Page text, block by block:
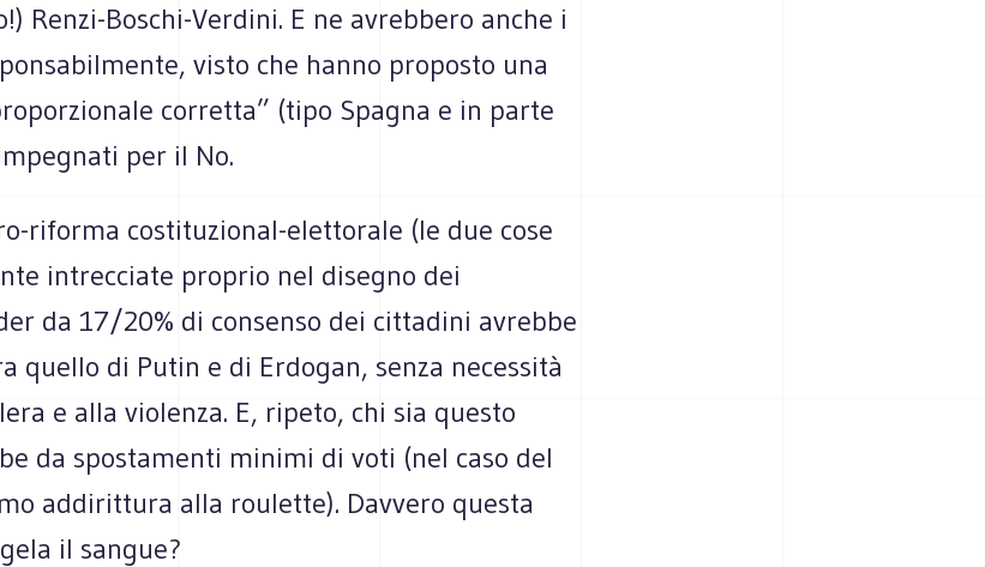
Renzi-Boschi-Verdini. E ne avrebbero anche i
visto che hanno proposto una
corretta” (tipo Spagna e in parte
per il No.
riforma costituzional-elettorale (le due cose
intrecciate proprio nel disegno dei
da 17/20% di consenso dei cittadini avrebbe
quello di Putin e di Erdogan, senza necessità
e alla violenza. E, ripeto, chi sia questo
da spostamenti minimi di voti (nel caso del
addirittura alla roulette). Davvero questa
il sangue?